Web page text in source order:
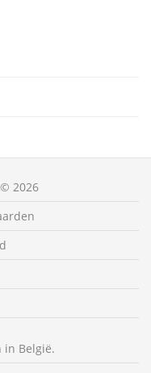
2026
in België.